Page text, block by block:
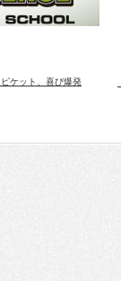
ケット、喜び爆発